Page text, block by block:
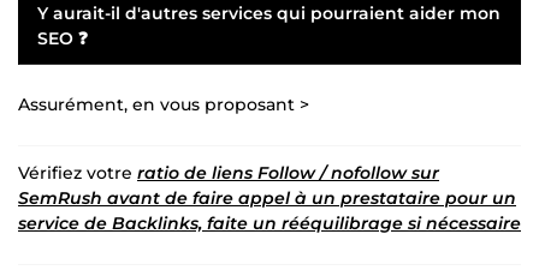
Y aurait-il d'autres services qui pourraient aider mon
SEO ❓
Assurément, en vous proposant >
Vérifiez votre ratio de liens Follow / nofollow sur
SemRush avant de faire appel à un prestataire pour un
service de Backlinks, faite un rééquilibrage si nécessaire